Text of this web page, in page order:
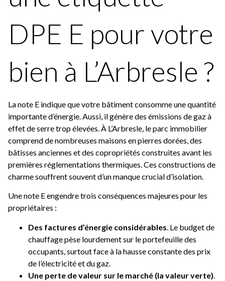
DPE E pour votre
bien à L’Arbresle ?
La note E indique que votre bâtiment consomme une quantité
importante d’énergie. Aussi, il génère des émissions de gaz à
effet de serre trop élevées. À L’Arbresle, le parc immobilier
comprend de nombreuses maisons en pierres dorées, des
bâtisses anciennes et des copropriétés construites avant les
premières réglementations thermiques. Ces constructions de
charme souffrent souvent d’un manque crucial d’isolation.
Une note E engendre trois conséquences majeures pour les
propriétaires :
Des factures d’énergie considérables . Le budget de
chauffage pèse lourdement sur le portefeuille des
occupants, surtout face à la hausse constante des prix
de l’électricité et du gaz.
Une perte de valeur sur le marché (la valeur verte)